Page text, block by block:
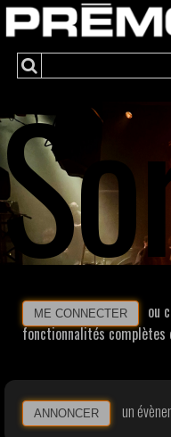
ME CONNECTER
ou
fonctionnalités complètes
ANNONCER un